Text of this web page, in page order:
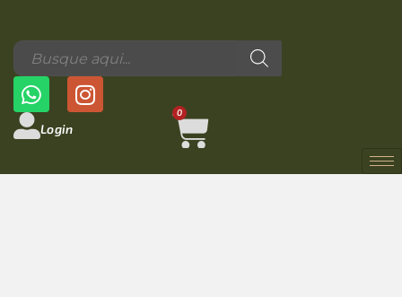
Login
0